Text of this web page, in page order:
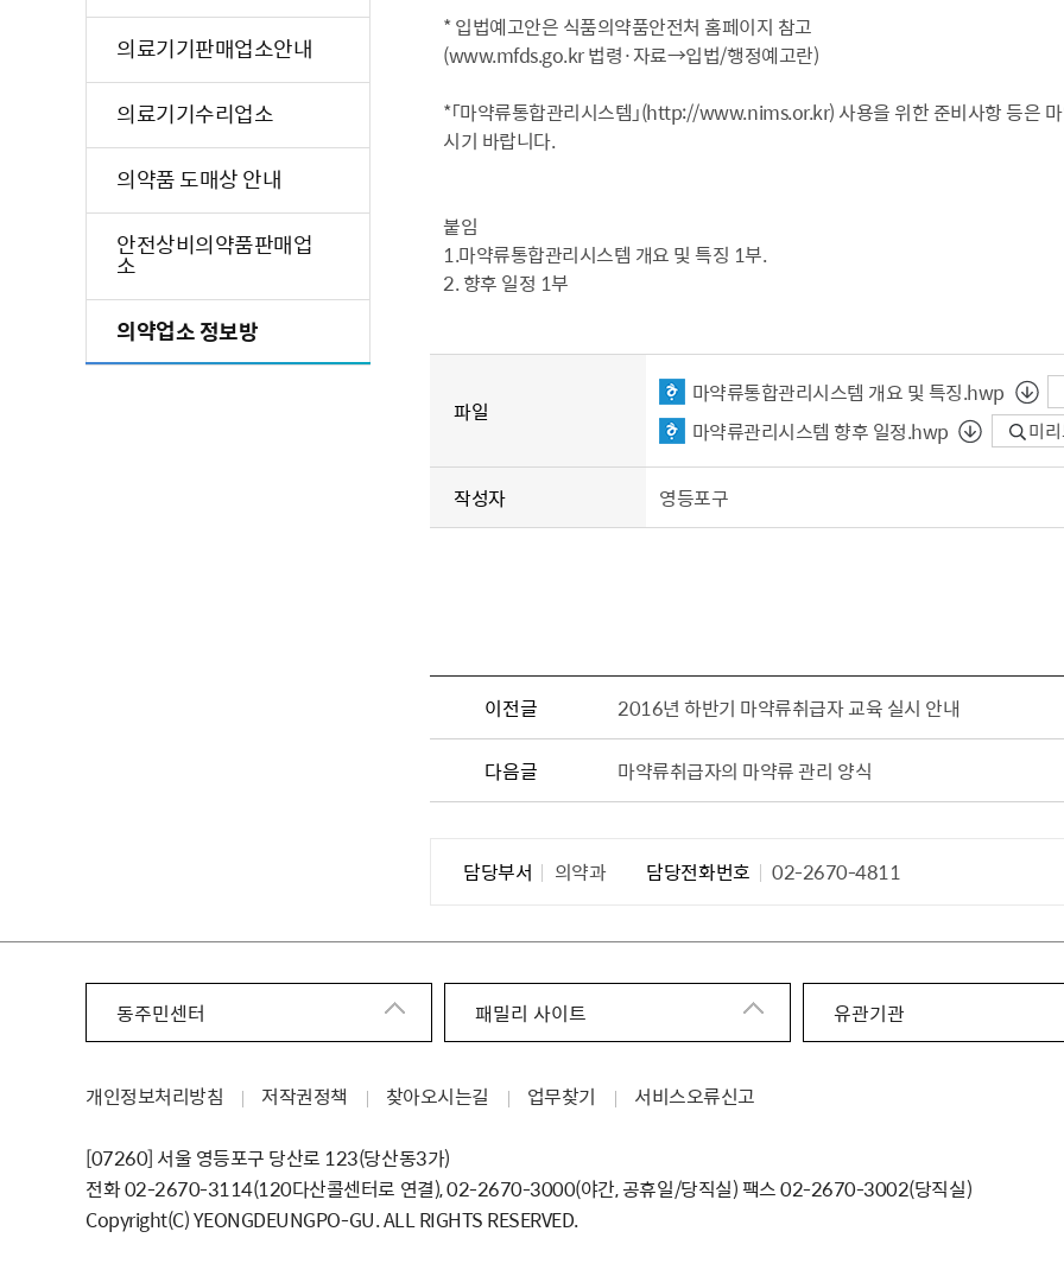
의료기기판매업소안내
의료기기수리업소
의약품 도매상 안내
안전상비의약품판매업
소
의약업소 정보방
* 입법예고안은 식품의약품안전처 홈페이지 참고
(www.mfds.go.kr 법령·자료→입법/행정예고란)
*「마약류통합관리시스템」(http://www.nims.or.kr) 사용을 위한 준비사항 등은
시기 바랍니다.
붙임
1.마약류통합관리시스템 개요 및 특징 1부.
2. 향후 일정 1부
파일
마약류통합관리시스템 개요 및 특징.hwp
마약류관리시스템 향후 일정.hwp 미
작성자 영등포구
이전글 2016년 하반기 마약류취급자 교육 실시 안내
다음글 마약류취급자의 마약류 관리 양식
담당부서 의약과 담당전화번호 02-2670-4811
동주민센터 패밀리 사이트 유관기관
개인정보처리방침 저작권정책 찾아오시는길 업무찾기 서비스오류신고
[07260] 서울 영등포구 당산로 123（당산동3가）
전화 02-2670-3114（120다산콜센터로 연결）, 02-2670-3000（야간, 공휴일/당직실） 팩스 02-2670-3002（당직실）
Copyright（C） YEONGDEUNGPO-GU. ALL RIGHTS RESERVED.